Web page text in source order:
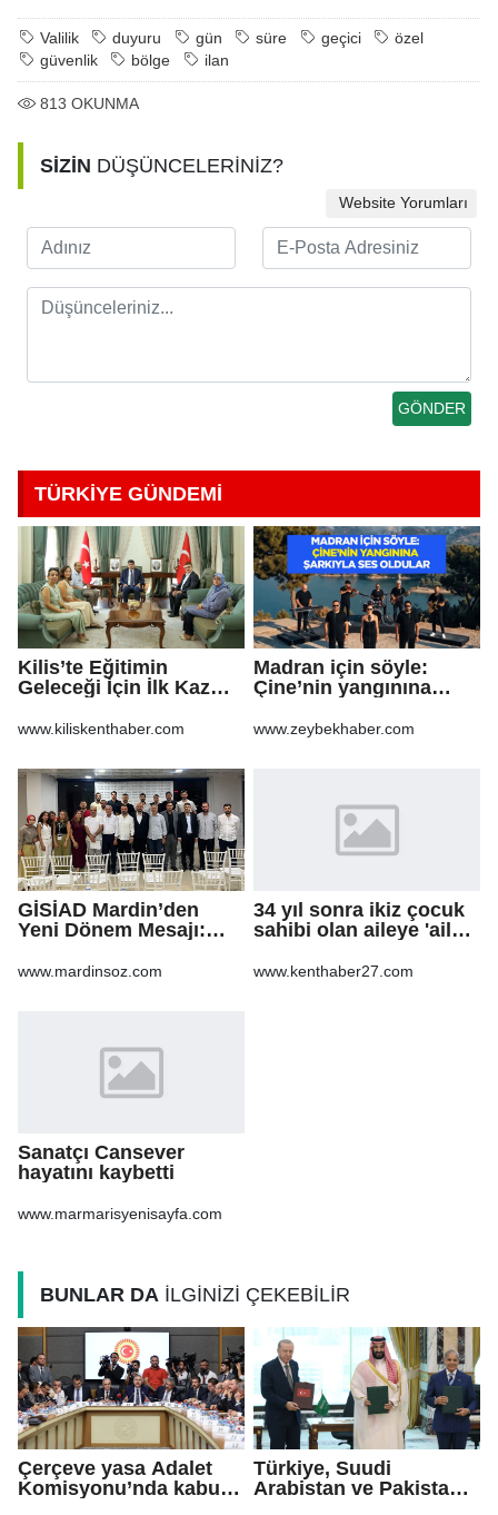
Valilik duyuru gün süre geçici
özel
güvenlik
bölge ilan
813 OKUNMA
SİZİN DÜŞÜNCELERİNİZ?
Website Yorumları
TÜRKİYE GÜNDEMİ
Kilis’te Eğitimin
Geleceği İçin İlk Kazma
www.kiliskenthaber.com
Madran için söyle:
Çine’nin yangınına
www.zeybekhaber.com
GİSİAD Mardin’den
Yeni Dönem Mesajı:
Daha Çok Üretim
www.mardinsoz.com
34 yıl sonra ikiz çocuk
sahibi olan aileye 'aile
www.kenthaber27.com
Sanatçı Cansever
hayatını kaybetti
www.marmarisyenisayfa.com
BUNLAR DA İLGİNİZİ ÇEKEBİLİR
Çerçeve yasa Adalet
Komisyonu’nda kabul
Türkiye, Suudi
Arabistan ve Pakistan